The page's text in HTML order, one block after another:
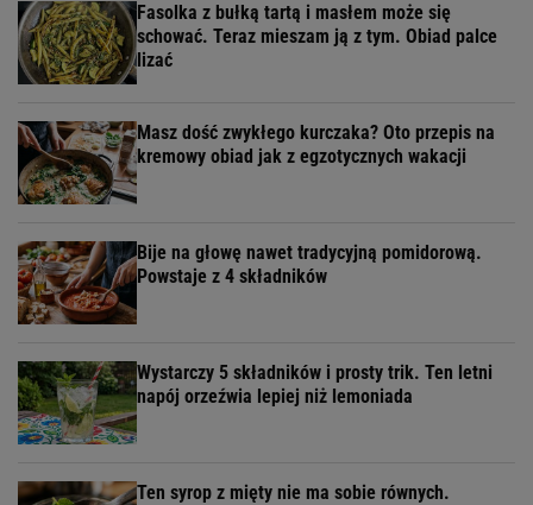
Fasolka z bułką tartą i masłem może się
schować. Teraz mieszam ją z tym. Obiad palce
lizać
Masz dość zwykłego kurczaka? Oto przepis na
kremowy obiad jak z egzotycznych wakacji
Bije na głowę nawet tradycyjną pomidorową.
Powstaje z 4 składników
Wystarczy 5 składników i prosty trik. Ten letni
napój orzeźwia lepiej niż lemoniada
Ten syrop z mięty nie ma sobie równych.